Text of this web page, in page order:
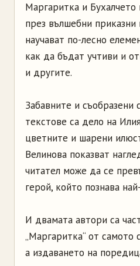
Маргаритка и Бухалчето
през вълшебни
научават по-лесно
как да бъдат учтиви и
и другите.
Забавните и съобразени
текстове са дело на
цветните и шарени
Велинова показват
читател може да се
герой, който познава
И двамата автори са
„Маргаритка“ от самото
а издаването на